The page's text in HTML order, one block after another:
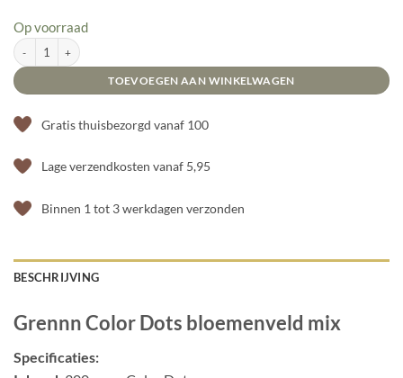
Op voorraad
Grennn Color Dots bloemenveld mix aantal
TOEVOEGEN AAN WINKELWAGEN
Gratis thuisbezorgd vanaf 100
Lage verzendkosten vanaf 5,95
Binnen 1 tot 3 werkdagen verzonden
BESCHRIJVING
Grennn Color Dots bloemenveld mix
Specificaties: